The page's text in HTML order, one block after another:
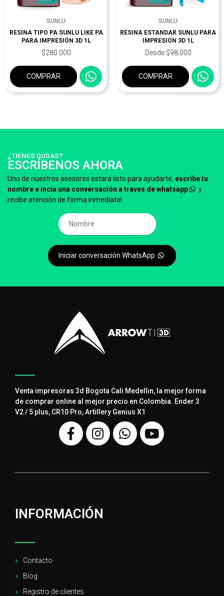
SUNLU
RESINA TIPO PA SUNLU LIKE PA
PARA IMPRESIÓN 3D 1L
$280.000
COMPRAR
SUNLU
RESINA ESTANDAR SUNLU PARA
IMPRESION 3D 1L
Desde $98.000
COMPRAR
¿TIENES DUDAS?
ESCRÍBENOS AHORA
Uno de nuestros asesores estará listo para ayudarte, escríbe tu
nombre e incia una conversación a traves de whatsapp
y
recibe atención de forma inmediata!
Iniciar conversación WhatsApp
Venta impresoras 3d Bogota Cali Medellin, la mejor forma
de comprar online al mejor precio en Colombia. Ender 3
V2 / 5 plus, CR10 Pro, Artillery Genius X1
INFORMACIÓN
Contacto
Blog
Registro de clientes